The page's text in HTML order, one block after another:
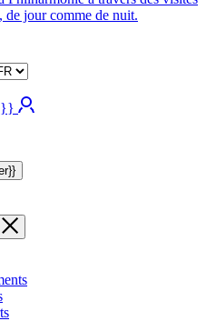
de jour comme de nuit.